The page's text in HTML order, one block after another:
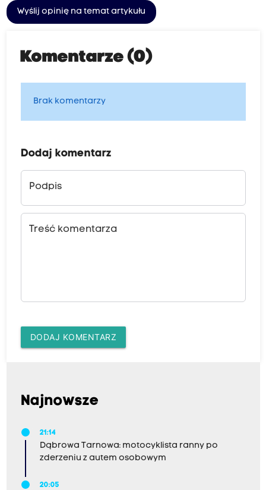
Wyślij opinię na temat artykułu
Komentarze (0)
Brak komentarzy
Dodaj komentarz
Podpis
Treść komentarza
DODAJ KOMENTARZ
Najnowsze
21:14
Dąbrowa Tarnowa: motocyklista ranny po
zderzeniu z autem osobowym
20:05